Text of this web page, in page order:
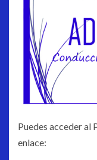
Puedes acceder al
enlace: